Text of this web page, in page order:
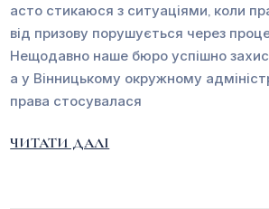
асто стикаюся з ситуаціями, коли
від призову порушується через
Нещодавно наше бюро успішно
а у Вінницькому окружному
права стосувалася
ЧИТАТИ ДАЛІ